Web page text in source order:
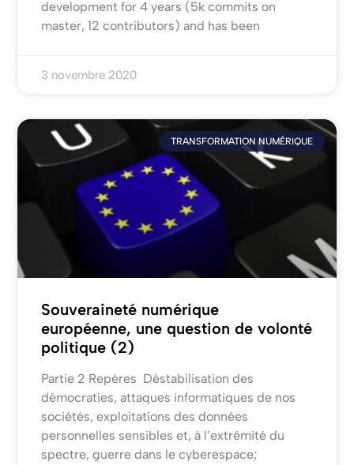
development for 4 years (5k commits on
master, 12 contributors) and has been
3 novembre 2020
TRANSFORMATION NUMÉRIQUE
Souveraineté numérique
européenne, une question de volonté
politique (2)
Partie 2 Repères Déstabilisation des
démocraties, attaques informatiques de nos
sociétés, exploitations des données
personnelles sensibles et, à l’extrémité du
spectre, guerre dans le cyberespace;